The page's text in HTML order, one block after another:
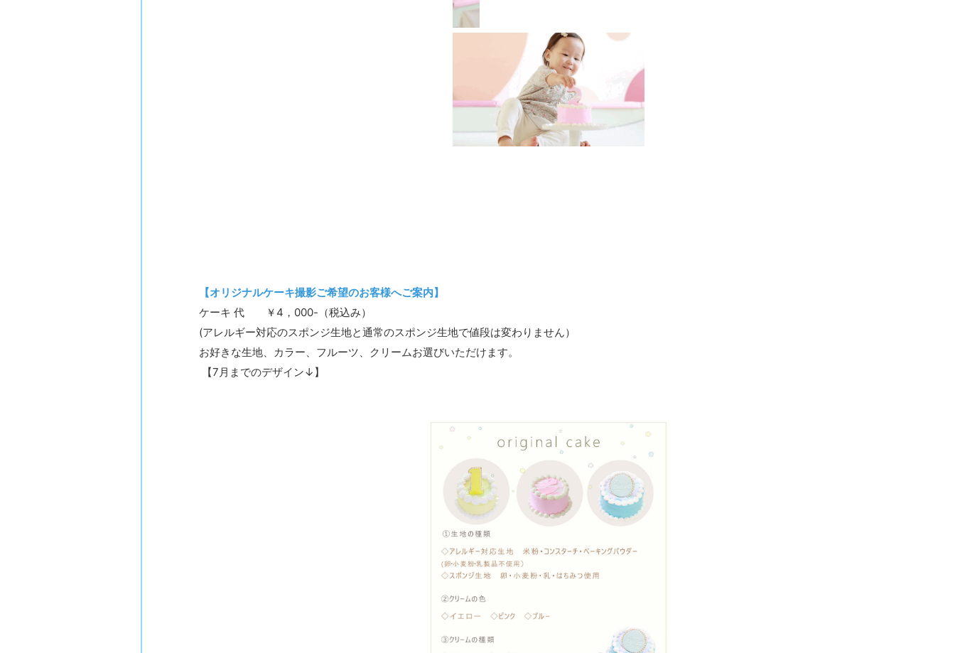
【オリジナルケーキ撮影ご希望のお客様へご案内】
ケーキ 代
￥4，000-（税込み）
(アレルギー対応のスポンジ生地と通常のスポンジ生地で値段は変わりません）
お好きな生地、カラー、フルーツ、クリームお選びいただけます。
【7月までのデザイン↓】